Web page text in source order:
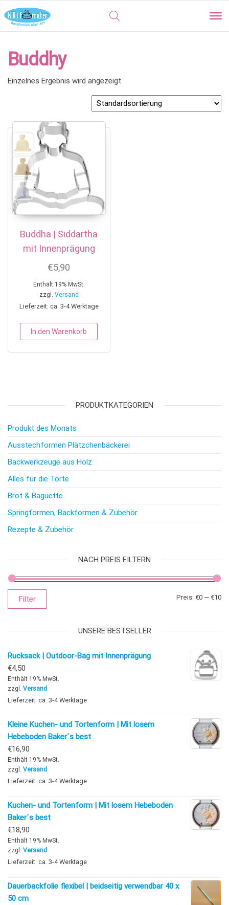
Buddhy
Einzelnes Ergebnis wird angezeigt
Buddha | Siddartha
mit Innenprägung
€5,90
Enthält 19% MwSt.
zzgl. Versand
Lieferzeit: ca. 3-4 Werktage
In den Warenkorb
PRODUKTKATEGORIEN
Produkt des Monats
Ausstechformen Plätzchenbäckerei
Backwerkzeuge aus Holz
Alles für die Torte
Brot & Baguette
Springformen, Backformen & Zubehör
Rezepte & Zubehör
NACH PREIS FILTERN
Filter Preis: €0 — €10
UNSERE BESTSELLER
Rucksack | Outdoor-Bag mit Innenprägung
€4,50
Enthält 19% MwSt.
zzgl. Versand
Lieferzeit: ca. 3-4 Werktage
Kleine Kuchen- und Tortenform | Mit losem
Hebeboden Baker´s best
€16,90
Enthält 19% MwSt.
zzgl. Versand
Lieferzeit: ca. 3-4 Werktage
Kuchen- und Tortenform | Mit losem Hebeboden
Baker´s best
€18,90
Enthält 19% MwSt.
zzgl. Versand
Lieferzeit: ca. 3-4 Werktage
Dauerbackfolie flexibel | beidseitig verwendbar 40 x
50 cm